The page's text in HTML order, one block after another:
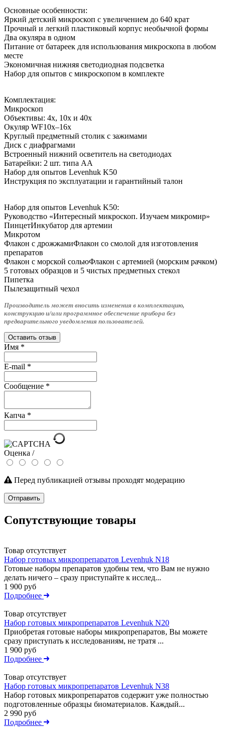
Основные особенности:
Яркий детский микроскоп с увеличением до 640 крат
Прочный и легкий пластиковый корпус необычной формы
Два окуляра в одном
Питание от батареек для использования микроскопа в любом
месте
Экономичная нижняя светодиодная подсветка
Набор для опытов с микроскопом в комплекте
Комплектация:
Микроскоп
Объективы: 4х, 10х и 40х
Окуляр WF10x–16x
Круглый предметный столик с зажимами
Диск с диафрагмами
Встроенный нижний осветитель на светодиодах
Батарейки: 2 шт. типа АА
Набор для опытов Levenhuk K50
Инструкция по эксплуатации и гарантийный талон
Набор для опытов Levenhuk K50:
Руководство «Интересный микроскоп. Изучаем микромир»
ПинцетИнкубатор для артемии
Микротом
Флакон с дрожжамиФлакон со смолой для изготовления
препаратов
Флакон с морской сольюФлакон с артемией (морским рачком)
5 готовых образцов и 5 чистых предметных стекол
Пипетка
Пылезащитный чехол
Производитель может вносить изменения в комплектацию,
конструкцию и/или программное обеспечение прибора без
предварительного уведомления пользователей.
Оставить отзыв
Имя *
E-mail *
Сообщение *
Капча *
Оценка /
Перед публикацией отзывы проходят модерацию
Отправить
Сопутствующие товары
Товар отсутствует
Набор готовых микропрепаратов Levenhuk N18
Готовые наборы препаратов удобны тем, что Вам не нужно
делать ничего – сразу приступайте к исслед...
1 900 руб
Подробнее
Товар отсутствует
Набор готовых микропрепаратов Levenhuk N20
Приобретая готовые наборы микропрепаратов, Вы можете
сразу приступать к исследованиям, не тратя ...
1 900 руб
Подробнее
Товар отсутствует
Набор готовых микропрепаратов Levenhuk N38
Набор готовых микропрепаратов содержит уже полностью
подготовленные образцы биоматериалов. Каждый...
2 990 руб
Подробнее